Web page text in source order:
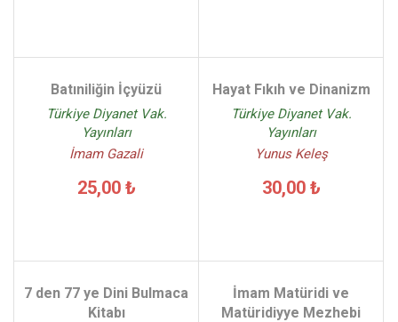
Batıniliğin İçyüzü
Türkiye Diyanet Vak.
Yayınları
İmam Gazali
25,00 ₺
Hayat Fıkıh ve Dinanizm
Türkiye Diyanet Vak.
Yayınları
Yunus Keleş
30,00 ₺
7 den 77 ye Dini Bulmaca
Kitabı
İmam Matüridi ve
Matüridiyye Mezhebi